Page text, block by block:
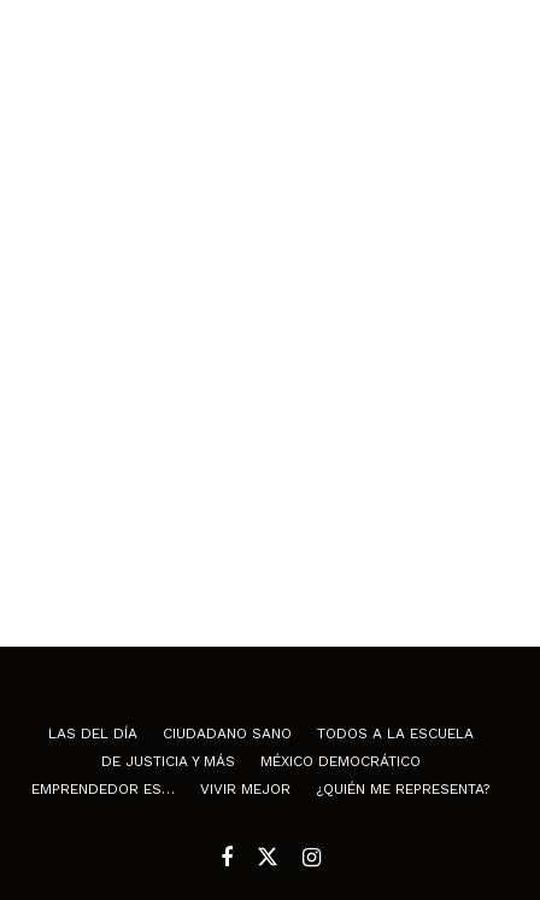
LAS DEL DÍA CIUDADANO SANO
TODOS A LA ESCUELA
DE JUSTICIA Y MÁS
MÉXICO DEMOCRÁTICO
EMPRENDEDOR ES…
VIVIR MEJOR ¿QUIÉN ME REPRESENTA?